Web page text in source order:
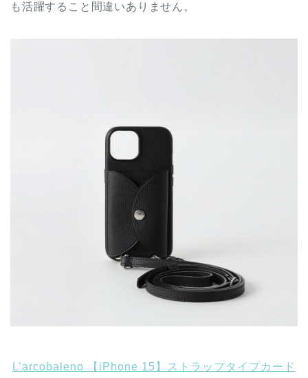
も活躍すること間違いありません。
L’arcobaleno 【iPhone 15】ストラップタイプカード